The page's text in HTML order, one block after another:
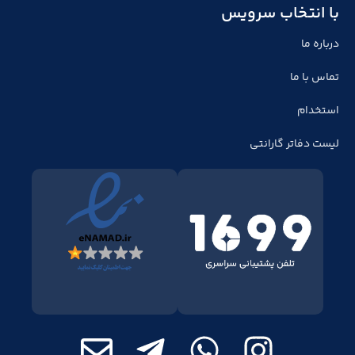
با انتخاب سرویس
درباره ما
تماس با ما
استخدام
لیست دفاتر گارانتی